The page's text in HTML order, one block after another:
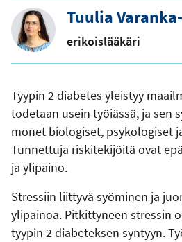
Tuulia
erikoislääkäri
Tyypin 2 diabetes yleistyy
todetaan usein työiässä, ja sen
monet biologiset, psykologiset
Tunnettuja riskitekijöitä ovat
ja ylipaino.
Stressiin liittyvä syöminen ja
ylipainoa. Pitkittyneen stressin
tyypin 2 diabeteksen syntyyn.